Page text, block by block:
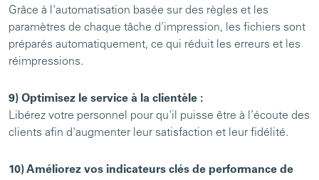
Grâce à l'automatisation basée sur des règles et les
paramètres de chaque tâche d'impression, les fichiers sont
préparés automatiquement, ce qui réduit les erreurs et les
réimpressions.
9) Optimisez le service à la clientèle :
Libérez votre personnel pour qu'il puisse être à l’écoute des
clients afin d'augmenter leur satisfaction et leur fidélité.
10) Améliorez vos indicateurs clés de performance de